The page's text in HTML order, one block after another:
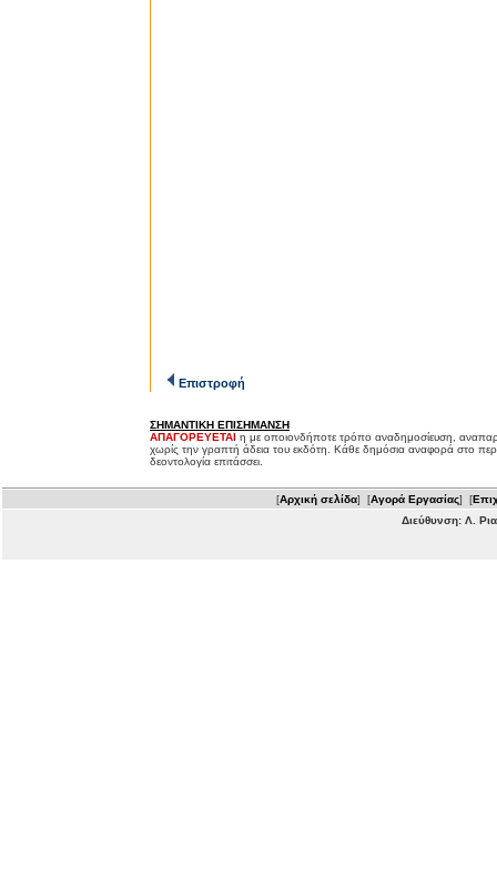
Επιστροφή
ΣΗΜΑΝΤΙΚΗ ΕΠΙΣΗΜΑΝΣΗ
ΑΠΑΓΟΡΕΥΕΤΑΙ η με οποιονδήποτε τρόπο αναδημοσίευση,
χωρίς την γραπτή άδεια του εκδότη. Κάθε δημόσια αναφορά στο
δεοντολογία επιτάσσει.
[Αρχική σελίδα] [Αγορά Εργασίας] [
Διεύθυνση: Λ.